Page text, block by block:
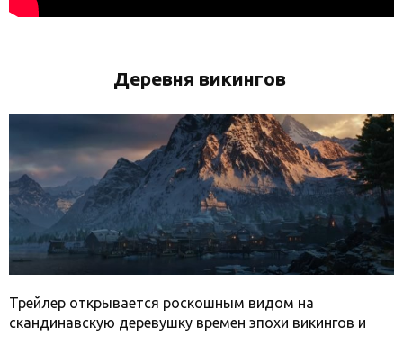
Деревня викингов
Трейлер открывается роскошным видом на
скандинавскую деревушку времен эпохи викингов и